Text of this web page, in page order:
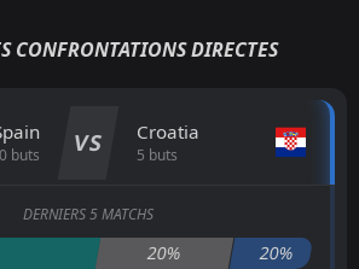
CONFRONTATIONS DIRECTES
buts VS Croatia
5 buts
DERNIERS 5 MATCHS
20% 20%